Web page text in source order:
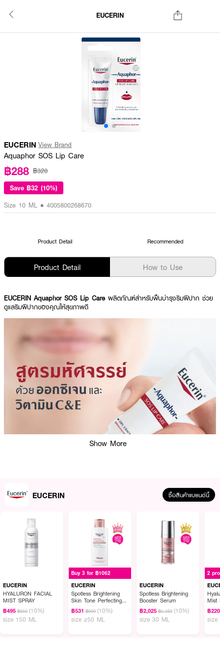
EUCERIN
EUCERIN View Brand
Aquaphor SOS Lip Care
฿288 ฿320
Save ฿32 (10%)
Size 10 ML • 4005800268670
Product Detail Recommended
Product Detail How to Use
EUCERIN Aquaphor SOS Lip Care ผลิตภัณฑ์สำหรับฟื้นบำรุงริมฝีปาก ช่วย
ดูแลริมฝีปากของคุณให้สุขภาพดี
ผลลัพธ์ที่ได้ :
ผลิตภัณฑ์สำหรับฟื้นบำรุงริมฝีปากEUCERIN Aquaphor SOS Lip Care
ดูแลริมฝีปากของคุณให้สุขภาพดี ด้วยออกซิเจนและวิตามินซีและวิตามินอี ช่วยดูแล
ริมฝีปากของคุณให้สุขภาพดี
· นวัตกรรม Semi-occlusive ช่วยเคลือบปกป้องและล็อกความชุ่มชื้นให้ริมฝีปาก
· มีส่วนผสมของ Vitamin C & E ที่ช่วยทำให้ปากชุ่มฉ่ำ แลดูสุขภาพดี
· มีส่วนผสมของแพนทีนอล เพิ่มความชุ่มชื้นผิวและช่วยเสริมกระบวนการฟื้นบำรุง
Show More
EUCERIN ซื้อสินค้าแบรนด์นี้
EUCERIN
HYALURON FACIAL
MIST SPRAY
฿495 ฿550 (10%)
size 150 ML
Buy 3 for ฿1062
EUCERIN
Spotless Brightening
Skin Tone Perfecting
Body Lotion
฿531 ฿590 (10%)
size 250 ML
EUCERIN
Spotless Brightening
Booster Serum
฿2,025 ฿2,250 (10%)
size 30 ML
2
Mist
฿220
size